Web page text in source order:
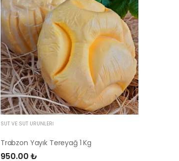
SÜT VE SÜT ÜRÜNLERI
Trabzon Yayık Tereyağ 1 Kg
950.00 ₺